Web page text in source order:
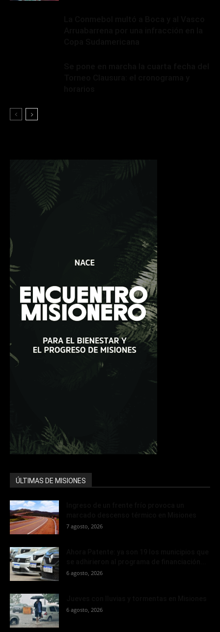
ÚLTIMAS DE MISIONES
7 agosto, 2026
6 agosto, 2026
6 agosto, 2026